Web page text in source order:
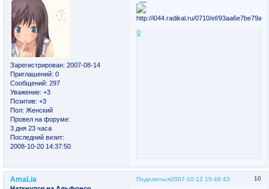
Зарегистрирован: 2007-08-14
Приглашений: 0
Сообщений: 297
Уважение: +3
Позитив: +3
Пол: Женский
Провел на форуме:
3 дня 23 часа
Последний визит:
2008-10-20 14:37:50
0
Поделиться 10
2007-10-12 15:46:43
AmaLia